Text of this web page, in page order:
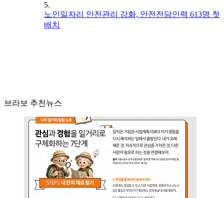
5.
노인일자리 안전관리 강화, 안전전담인력 613명 첫
배치
브라보 추천뉴스